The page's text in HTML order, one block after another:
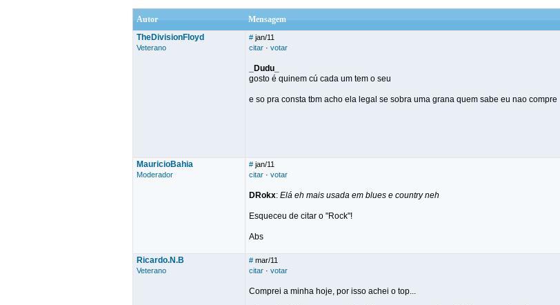
Autor
Mensagem
TheDivisionFloyd
Veterano
# jan/11
citar · votar
_Dudu_
gosto é quinem cú cada um tem o seu
e so pra consta tbm acho ela legal se sobra uma grana quem sabe eu nao compre
MauricioBahia
Moderador
# jan/11
citar · votar
DRokx: Elá eh mais usada em blues e country neh
Esqueceu de citar o "Rock"!
Abs
Ricardo.N.B
Veterano
# mar/11
citar · votar
Comprei a minha hoje, por isso achei o top...